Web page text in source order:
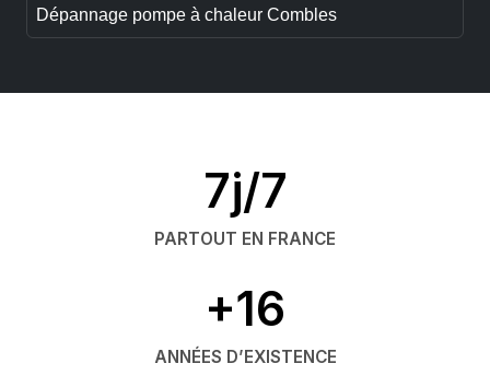
Dépannage pompe à chaleur Combles
7j/7
PARTOUT EN FRANCE
+16
ANNÉES D’EXISTENCE